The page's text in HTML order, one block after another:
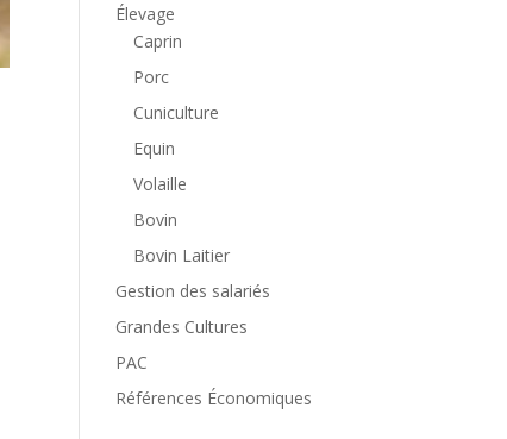
Élevage
Caprin
Porc
Cuniculture
Equin
Volaille
Bovin
Bovin Laitier
Gestion des salariés
Grandes Cultures
PAC
Références Économiques